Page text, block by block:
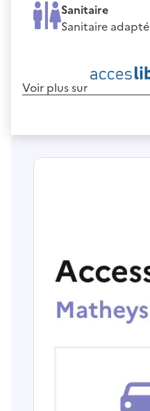
Sanitaire
Sanitaire adapté
Voir plus sur